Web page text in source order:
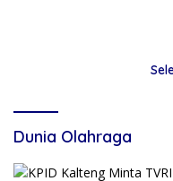
Dunia Olahraga